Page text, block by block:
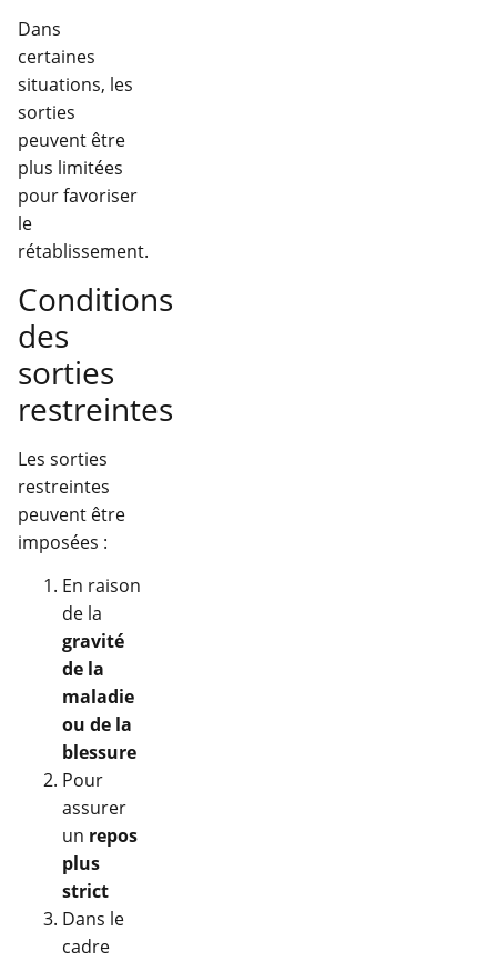
Dans
certaines
situations, les
sorties
peuvent être
plus limitées
pour favoriser
le
rétablissement.
Conditions
des
sorties
restreintes
Les sorties
restreintes
peuvent être
imposées :
En raison
de la
gravité
de la
maladie
ou de la
blessure
Pour
assurer
un repos
plus
strict
Dans le
cadre